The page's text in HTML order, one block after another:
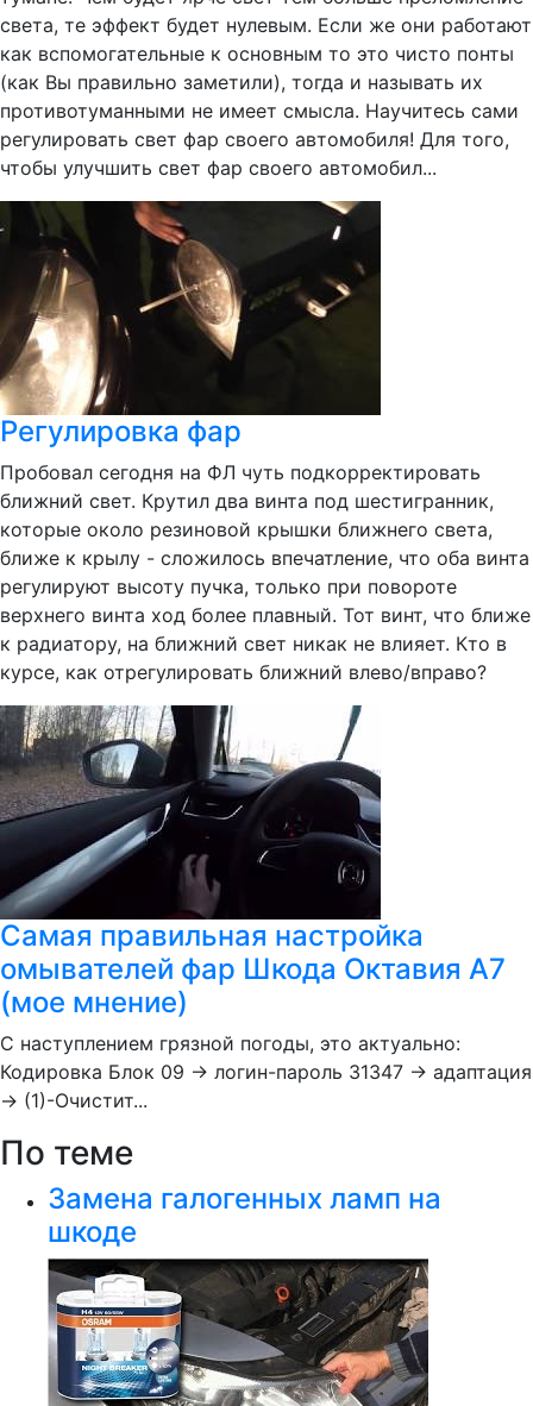
света, те эффект будет нулевым. Если же они работают
как вспомогательные к основным то это чисто понты
(как Вы правильно заметили), тогда и называть их
противотуманными не имеет смысла. Научитесь сами
регулировать свет фар своего автомобиля! Для того,
чтобы улучшить свет фар своего автомобил...
Регулировка фар
Пробовал сегодня на ФЛ чуть подкорректировать
ближний свет. Крутил два винта под шестигранник,
которые около резиновой крышки ближнего света,
ближе к крылу - сложилось впечатление, что оба винта
регулируют высоту пучка, только при повороте
верхнего винта ход более плавный. Тот винт, что ближе
к радиатору, на ближний свет никак не влияет. Кто в
курсе, как отрегулировать ближний влево/вправо?
Самая правильная настройка
омывателей фар Шкода Октавия А7
(мое мнение)
С наступлением грязной погоды, это актуально:
Кодировка Блок 09 → логин-пароль 31347 → адаптация
→ (1)-Очистит...
По теме
Замена галогенных ламп на
шкоде